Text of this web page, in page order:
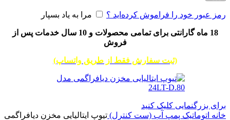
رمز عبور خود را فراموش کرده‌اید ؟ مرا به یاد بسپار
18 ماه گارانتی برای تمامی محصولات و 10 سال خدمات پس از
فروش
(ثبت سفارش فقط از طریق واتساپ)
برای بزرگنمایی کلیک کنید
خانه اتوماتیک پمپ آب (ست کنترل) تیوپ ایتالیایی مخزن دیافراگمی